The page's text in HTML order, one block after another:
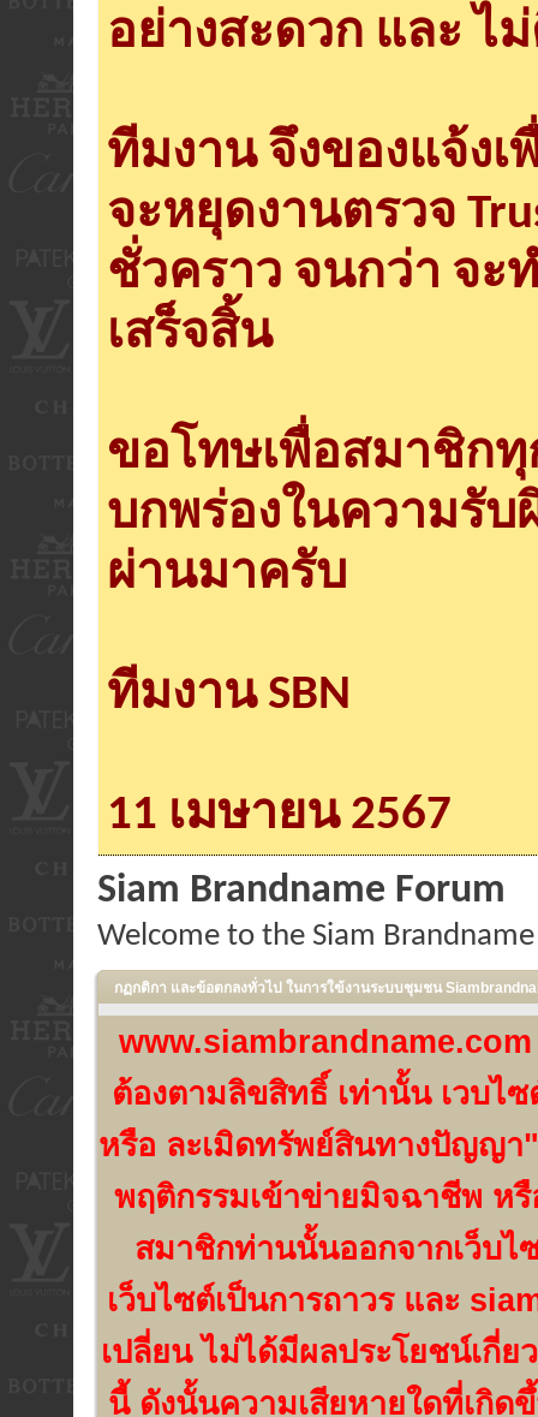
อย่างสะดวก และ ไ
ทีมงาน จึงของแจ้ง
จะหยุดงานตรวจ
ชั่วคราว จนกว่า จะ
เสร็จสิ้น
ขอโทษเพื่อสมาชิก
บกพร่องในความรั
ผ่านมาครับ
ทีมงาน SBN
11 เมษายน 2567
Siam Brandname Forum
Welcome to the Siam
กฏกติกา และข้อตกลงทั่วไป ในการใฃ้งานระบบชุมชน
ต้องตามลิขสิทธิ์ เท่านั้น เวบไ
หรือ ละเมิดทรัพย์สินทางปัญญ
พฤติกรรมเข้าข่ายมิจฉาชีพ ห
สมาชิกท่านนั้นออกจากเว็บ
เว็บไซต์เป็นการถาวร และ
เปลี่ยน ไม่ได้มีผลประโยชน์เกี่
นี้ ดังนั้นความเสียหายใดที่เกิด